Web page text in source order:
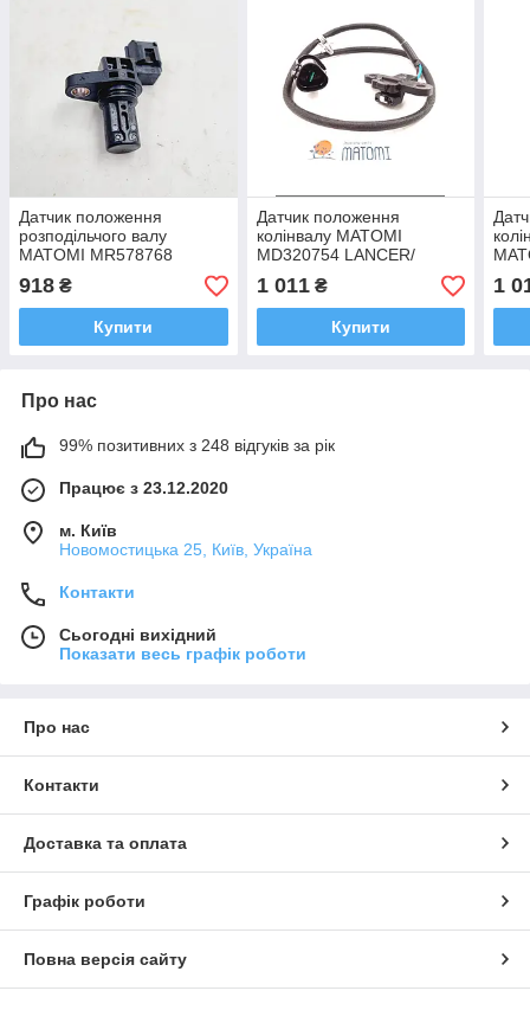
Датчик положення
розподільчого валу
MATOMI MR578768
Аутлендер XL D
918 ₴
Купити
Датчик положення
колінвалу MATOMI
MD320754 LANCER/
Лансер, OUTLANDER/
Аутлендер
1 011₴
Купити
Tiida
1
Про нас
99% позитивних з 248 відгуків за рік
Працює з 23.12.2020
м. Київ
Новомостицька 25, Київ, Україна
Контакти
Сьогодні вихідний
Показати весь графік роботи
Про нас
Контакти
Доставка та оплата
Графік роботи
Повна версія сайту